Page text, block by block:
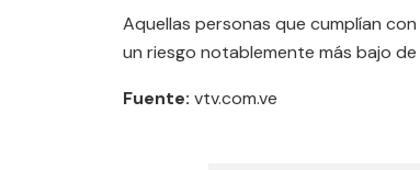
Aquellas personas que cumplían
un riesgo notablemente más bajo
Fuente: vtv.com.ve